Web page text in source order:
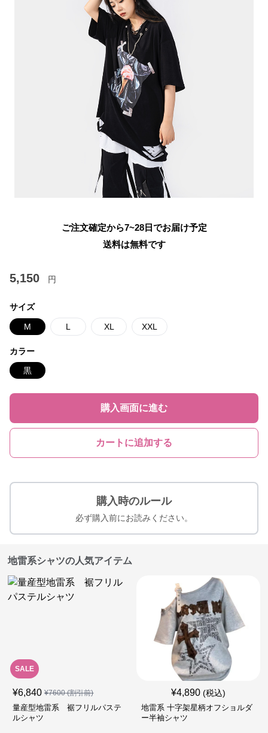
ご注文確定から7~28日でお届け予定
送料は無料です
5,150 円
サイズ
M L XL XXL
カラー
黒
購入画面に進む
カートに追加する
購入時のルール
必ず購入前にお読みください。
地雷系シャツの人気アイテム
SALE
¥6,840 ¥7600(割引前)
量産型地雷系 裾フリルパステ
ルシャツ
¥4,890 (税込)
地雷系 十字架星柄オフショルダ
ー半袖シャツ